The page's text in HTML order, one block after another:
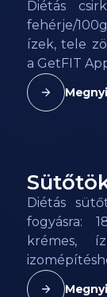
Diétás
fehérje/
ízek, tele
a GetFIT
115kcal
Diétás
fogyásra:
krémes,